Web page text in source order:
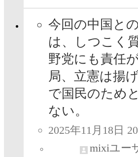
今回の中国と
は、しつこく
野党にも責任
局、立憲は揚
で国民のため
ない。
2025年11月18日
mixiユー